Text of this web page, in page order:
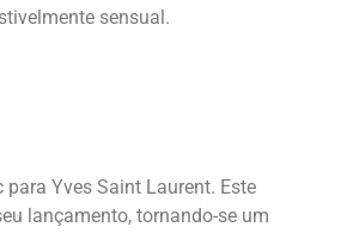
sensual.
Yves Saint Laurent. Este
lançamento, tornando-se um